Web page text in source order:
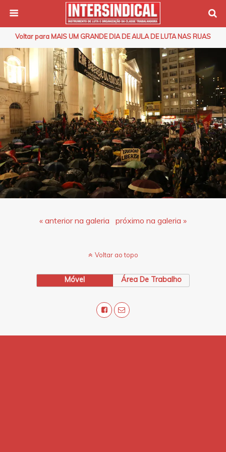
Voltar para MAIS UM GRANDE DIA DE AULA DE LUTA NAS RUAS
« anterior na galeria próximo na galeria »
Voltar ao topo
Móvel Área De Trabalho